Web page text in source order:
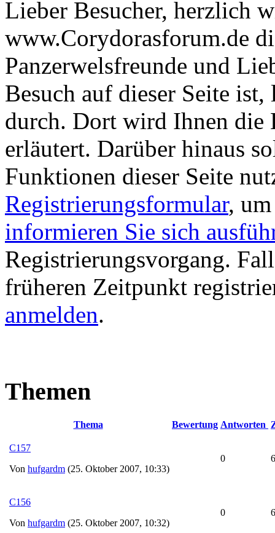
Lieber Besucher, herzlich
www.Corydorasforum.de
Panzerwelsfreunde und
Besuch auf dieser Seite
durch. Dort wird Ihnen die
erläutert. Darüber hinaus
Funktionen dieser Seite
Registrierungsformular,
informieren Sie sich
Registrierungsvorgang.
früheren Zeitpunkt
anmelden.
Themen
Thema Bewertung Antworten
C157
Von hufgardm (25. Oktober 2007, 10:33)
0
C156
Von hufgardm (25. Oktober 2007, 10:32)
0